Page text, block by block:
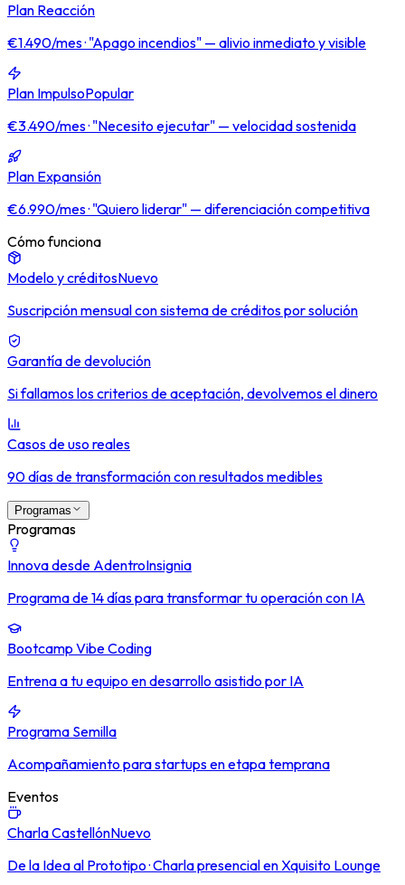
Plan Reacción
€1.490/mes · "Apago incendios" — alivio inmediato y visible
Plan ImpulsoPopular
€3.490/mes · "Necesito ejecutar" — velocidad sostenida
Plan Expansión
€6.990/mes · "Quiero liderar" — diferenciación competitiva
Cómo funciona
Modelo y créditosNuevo
Suscripción mensual con sistema de créditos por solución
Garantía de devolución
Si fallamos los criterios de aceptación, devolvemos el dinero
Casos de uso reales
90 días de transformación con resultados medibles
Programas
Programas
Innova desde AdentroInsignia
Programa de 14 días para transformar tu operación con IA
Bootcamp Vibe Coding
Entrena a tu equipo en desarrollo asistido por IA
Programa Semilla
Acompañamiento para startups en etapa temprana
Eventos
Charla CastellónNuevo
De la Idea al Prototipo · Charla presencial en Xquisito Lounge